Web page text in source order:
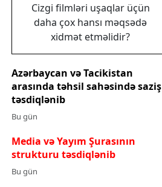
Cizgi filmləri uşaqlar üçün
daha çox hansı məqsədə
xidmət etməlidir?
Azərbaycan və Tacikistan
arasında təhsil sahəsində saziş
təsdiqlənib
Bu gün
Media və Yayım Şurasının
strukturu təsdiqlənib
Bu gün